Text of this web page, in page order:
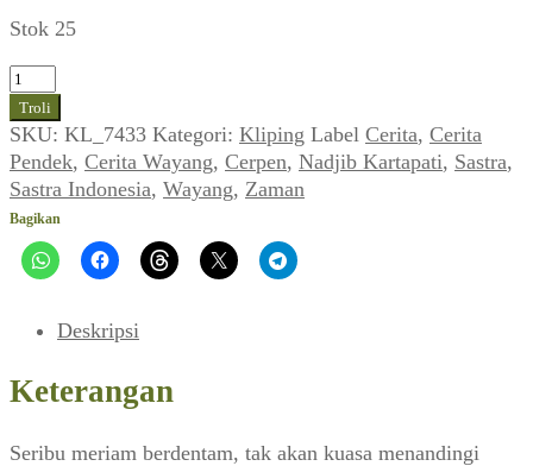
Stok 25
Kuantitas
Cerita
Nadjib
Kartapati
~
Lahirnya
Wisanggeni
(Zaman_No.
1981)
Troli
SKU: KL_7433 Kategori: Kliping Label Cerita, Cerita
Pendek, Cerita Wayang, Cerpen, Nadjib Kartapati, Sastra,
Sastra Indonesia, Wayang, Zaman
Bagikan
Deskripsi
Keterangan
Seribu meriam berdentam, tak akan kuasa menandingi